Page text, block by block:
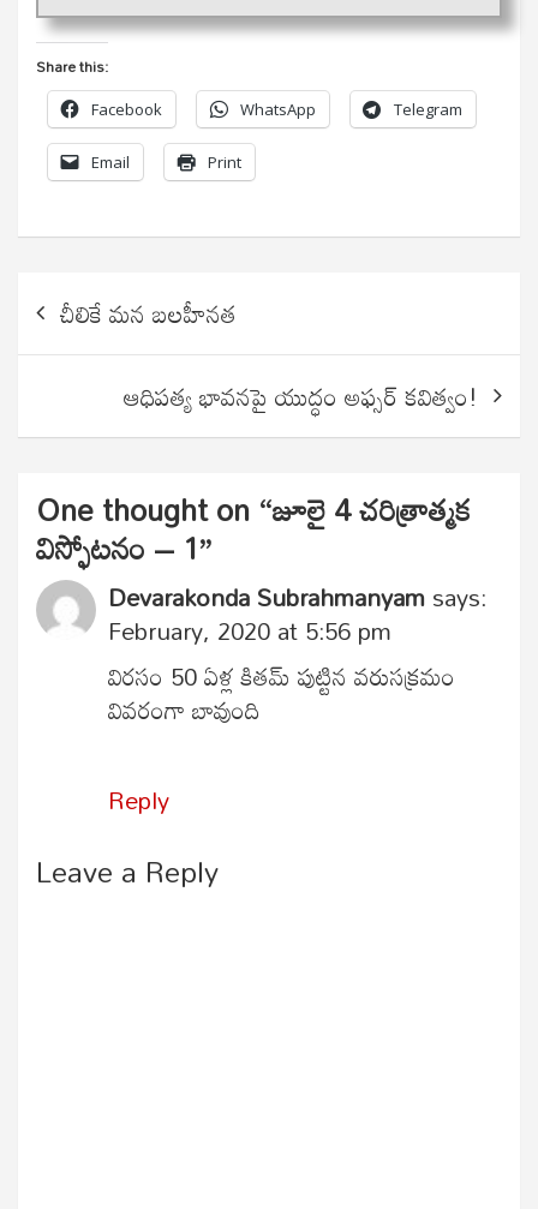
Share this:
Facebook WhatsApp Telegram
Email Print
Post
navigation
చీలికే మన బలహీనత
ఆధిపత్య భావనపై యుద్ధం అఫ్సర్ కవిత్వం!
One thought on “జూలై 4 చరిత్రాత్మక
విస్ఫోటనం – 1”
Devarakonda Subrahmanyamsays:
February, 2020 at 5:56 pm
విరసం 50 ఏళ్ల కితమ్ పుట్టిన వరుసక్రమం
వివరంగా బావుంది
Reply
Leave a Reply